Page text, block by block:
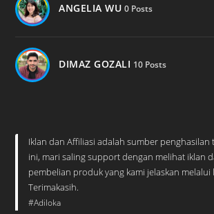
ANGELIA WU 0 Posts
DIMAZ GOZALI 10 Posts
Iklan dan Affiliasi adalah sumber
ini, mari saling support dengan melihat iklan
pembelian produk yang kami jelaskan melalui
Terimakasih.
#Adiloka